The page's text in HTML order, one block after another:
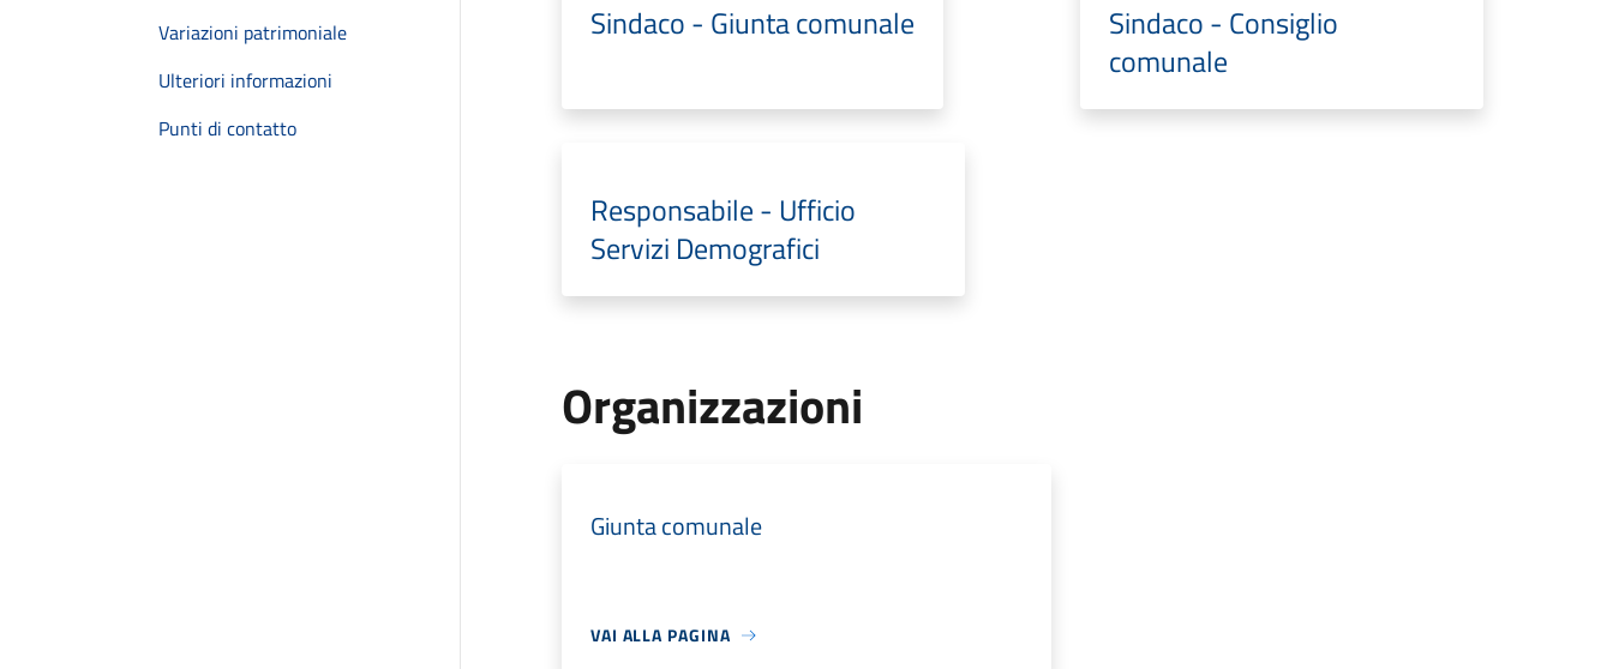
Variazioni patrimoniale
Ulteriori informazioni
Punti di contatto
Sindaco - Giunta comunale
Sindaco - Consiglio
comunale
Responsabile - Ufficio
Servizi Demografici
Organizzazioni
Giunta comunale
VAI ALLA PAGINA